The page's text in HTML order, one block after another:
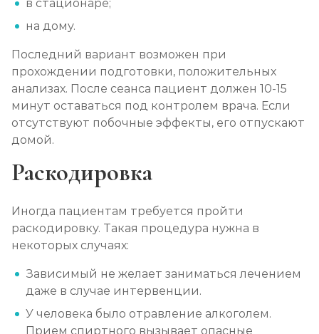
в стационаре;
на дому.
Последний вариант возможен при
прохождении подготовки, положительных
анализах. После сеанса пациент должен 10-15
минут оставаться под контролем врача. Если
отсутствуют побочные эффекты, его отпускают
домой.
Раскодировка
Иногда пациентам требуется пройти
раскодировку. Такая процедура нужна в
некоторых случаях:
Зависимый не желает заниматься лечением
даже в случае интервенции.
У человека было отравление алкоголем.
Прием спиртного вызывает опасные